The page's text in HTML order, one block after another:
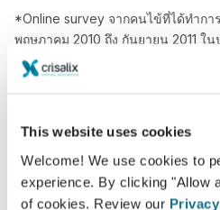
This website uses cookies
Welcome! We use cookies to
experience. By clicking "Allow
of cookies. Review our
*Online survey จากคนไข้ที่ได้ทำกา
พฤษภาคม 2010 ถึง กันยายน 2011 ใ